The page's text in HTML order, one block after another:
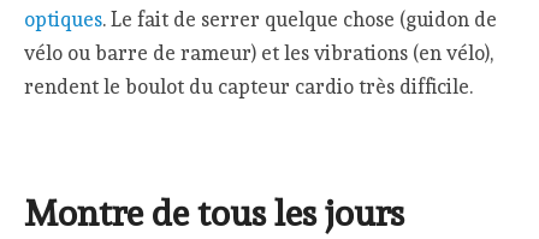
optiques. Le fait de serrer quelque chose (guidon de
vélo ou barre de rameur) et les vibrations (en vélo),
rendent le boulot du capteur cardio très difficile.
Montre de tous les jours